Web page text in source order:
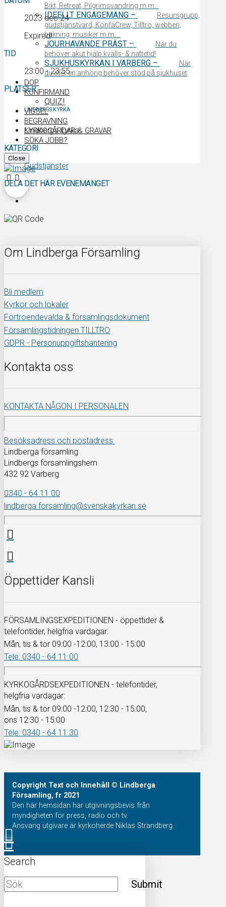
Bikt, Retreat, Pilgrimsvandring m.m…
IDEELLT ENGAGEMANG –
Resursgrupp,
gudstjänstvärd, KonfaCrew, Tilltro, webben,
bakning, musiker m.m….
JOURHAVANDE PRÄST –
När du
behöver akut hjälp kvälls- & nattetid!
SJUKHUSKYRKAN I VARBERG –
När
du eller en anhörig behöver stöd på sjukhuset
DOP
KONFIRMAND
QUIZ!
VIGSEL
BEGRAVNING
KYRKOGÅRDAR & GRAVAR
SÖKA JOBB?
Close
2023 dec 24
Expired!
TID
23:00 - 23:55
PLATSER
LINDBERGS KYRKA
Lindbergs kyrka
KATEGORI
Gudstjänster
DELA DET HÄR EVENEMANGET
Om Lindberga Församling
Bli medlem
Kyrkor och lokaler
Förtroendevalda & församlingsdokument
Församlingstidningen TILLTRO
GDPR - Personuppgiftshantering
Kontakta oss
KONTAKTA NÅGON I PERSONALEN
Besöksadress och postadress:
Lindberga församling
Lindbergs församlingshem
432 92 Varberg
0340 - 64 11 00
lindberga.forsamling@svenskakyrkan.se
Öppettider Kansli
FÖRSAMLINGSEXPEDITIONEN - öppettider &
telefontider, helgfria vardagar:
Mån, tis & tor 09:00 -12:00, 13:00 - 15:00
Tele: 0340 - 64 11 00
KYRKOGÅRDSEXPEDITIONEN - telefontider,
helgfria vardagar:
Mån, tis & tor 09:00 -12:00, 12:30 - 15:00,
ons 12:30 - 15:00
Tele: 0340 - 64 11 30
Copyright Text och Innehåll
© Lindberga
Församling, fr 2021
Den här hemsidan har utgivningsbevis från
myndigheten för press, radio och tv.
Ansvarig utgivare är kyrkoherde Niklas Strandberg.
Search
Submit